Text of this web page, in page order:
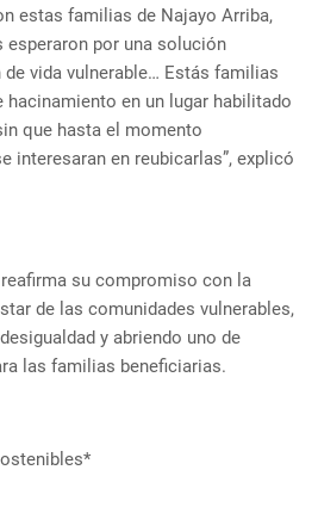
estas familias de Najayo Arriba,
esperaron por una solución
vida vulnerable… Estás familias
hacinamiento en un lugar habilitado
que hasta el momento
interesaran en reubicarlas”, explicó
su compromiso con la
de las comunidades vulnerables,
y abriendo uno de
las familias beneficiarias.